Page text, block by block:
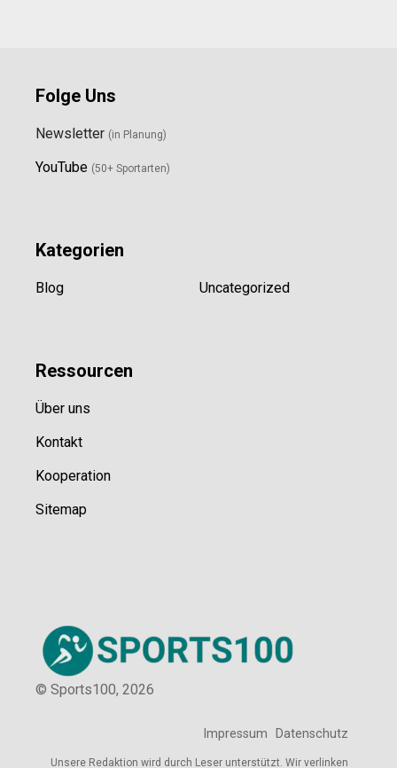
Folge Uns
Newsletter (in Planung)
YouTube (50+ Sportarten)
Kategorien
Blog Uncategorized
Ressourcen
Über uns
Kontakt
Kooperation
Sitemap
© Sports100, 2026
Impressum Datenschutz
Unsere Redaktion wird durch Leser unterstützt. Wir verlinken